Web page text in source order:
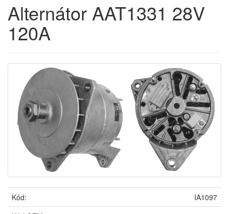
Alternátor AAT1331 28V
120A
Kód:
IA1097